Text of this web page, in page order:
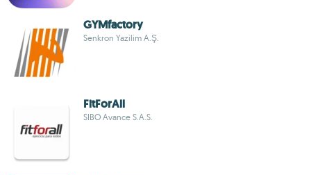
GYMfactory
Senkron Yazilim A.Ş.
FitForAll
SIBO Avance S.A.S.